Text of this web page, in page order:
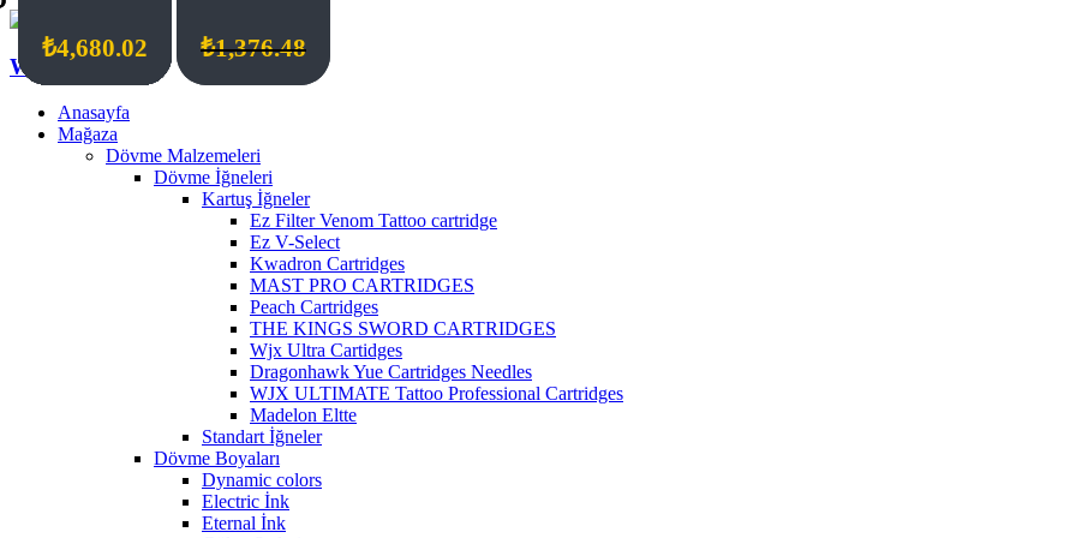
Wildcat Turkey
Anasayfa
Mağaza
Dövme Malzemeleri
Dövme İğneleri
Kartuş İğneler
Ez Filter Venom Tattoo cartridge
Ez V-Select
Kwadron Cartridges
MAST PRO CARTRIDGES
Peach Cartridges
THE KINGS SWORD CARTRIDGES
Wjx Ultra Cartidges
Dragonhawk Yue Cartridges Needles
WJX ULTIMATE Tattoo Professional Cartridges
Madelon Eltte
Standart İğneler
Dövme Boyaları
Dynamic colors
Electric İnk
Eternal İnk
₺1,156.24
₺3,303.54
₺4,184.48
₺3,028.25
₺1,156.24
₺2,037.18
₺1,156.24
₺3,854.13
₺3,688.95 ₺4,404.72
₺4,404.72
₺5,505.90
₺1,194.03 ₺1,376.48
₺3,854.13
₺1,211.30
₺1,376.48
₺4,680.02
₺3,854.13
₺1,211.30
₺2,918.13
₺4,680.02